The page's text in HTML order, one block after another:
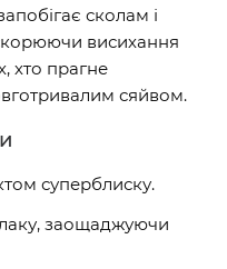
сколам і
висихання
хто прагне
сяйвом.
суперблиску.
заощаджуючи